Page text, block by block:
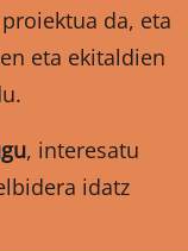
da, eta
eta ekitaldien
, interesatu
idatz